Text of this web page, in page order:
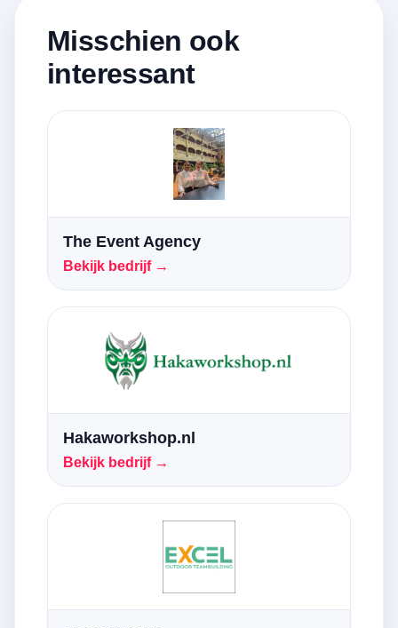
Misschien ook
interessant
The Event Agency
Bekijk bedrijf →
Hakaworkshop.nl
Bekijk bedrijf →